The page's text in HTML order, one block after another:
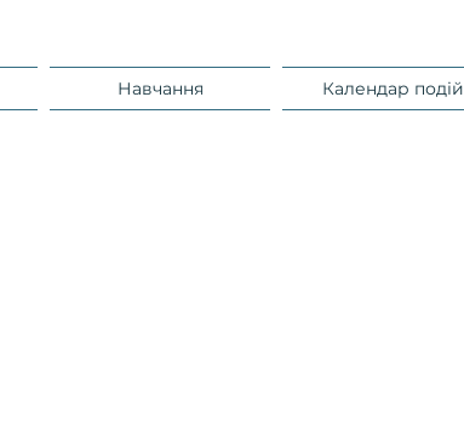
Навчання Календар подій